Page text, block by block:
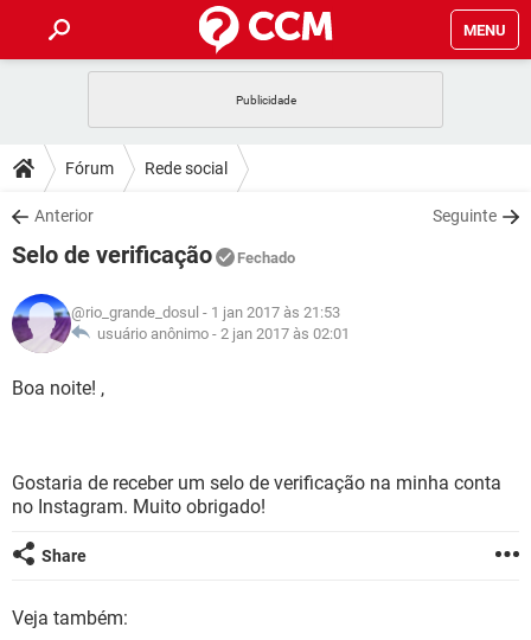
MENU
CELULAR
OUTLOOK
INSTAGRAM GMAIL
GUIA DE COMPRAS
DICAS
JOGOS
INSTAGRAM GMAIL
GUIA DE COMPRAS
DOWNLOADS
JOGOS WHATSAPP
CELULAR
OUTLOOK EXCEL
INSTAGRAM
JOGOS WHATSAPP
CELULAR
OUTLOOK
GUIA DE COMPRAS
GLOSSÁRIO
INSTAGRAM
GUIA DE COMPRAS
Fórum Rede social
Anterior Seguinte
Selo de verificação Fechado
@rio_grande_dosul - 1 jan 2017 às 21:53
usuário anônimo - 2 jan 2017 às 02:01
Boa noite! ,
Gostaria de receber um selo de verificação na minha conta
no Instagram. Muito obrigado!
Share
Veja também: